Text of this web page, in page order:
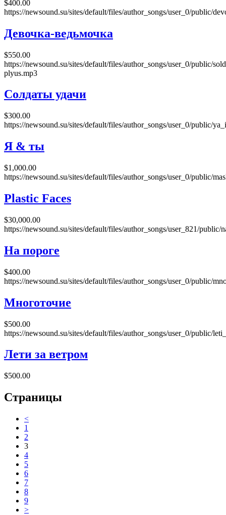
$400.00
https://newsound.su/sites/default/files/author_songs/user_0/public/
Девочка-ведьмочка
$550.00
https://newsound.su/sites/default/files/author_songs/user_0/public/
plyus.mp3
Солдаты удачи
$300.00
https://newsound.su/sites/default/files/author_songs/user_0/public/
Я & ты
$1,000.00
https://newsound.su/sites/default/files/author_songs/user_0/public/
Plastic Faces
$30,000.00
https://newsound.su/sites/default/files/author_songs/user_821/public/
На пороге
$400.00
https://newsound.su/sites/default/files/author_songs/user_0/public/
Многоточие
$500.00
https://newsound.su/sites/default/files/author_songs/user_0/public/
Лети за ветром
$500.00
Страницы
<
1
2
3
4
5
6
7
8
9
>